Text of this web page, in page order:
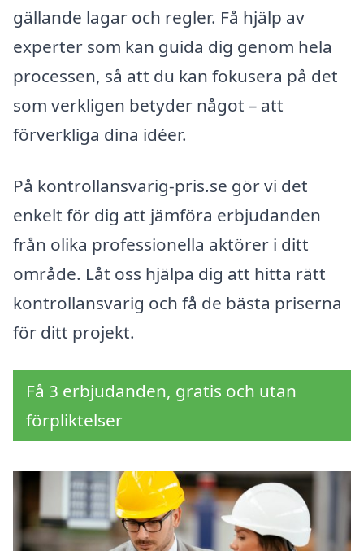
gällande lagar och regler. Få hjälp av
experter som kan guida dig genom hela
processen, så att du kan fokusera på det
som verkligen betyder något – att
förverkliga dina idéer.
På kontrollansvarig-pris.se gör vi det
enkelt för dig att jämföra erbjudanden
från olika professionella aktörer i ditt
område. Låt oss hjälpa dig att hitta rätt
kontrollansvarig och få de bästa priserna
för ditt projekt.
Få 3 erbjudanden, gratis och utan
förpliktelser